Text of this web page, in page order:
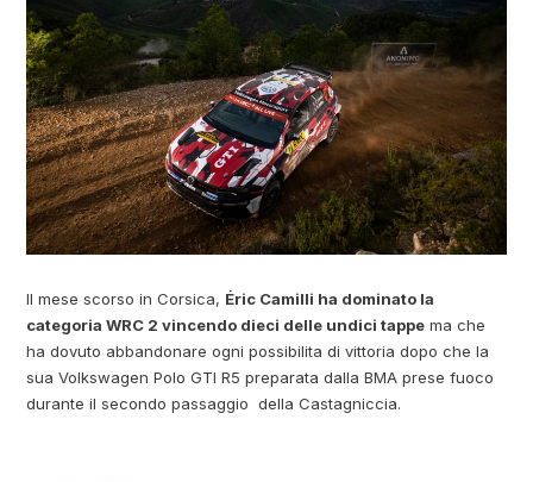
Il mese scorso in Corsica, Éric Camilli ha dominato la
categoria WRC 2 vincendo dieci delle undici tappe ma che
ha dovuto abbandonare ogni possibilita di vittoria dopo che la
sua Volkswagen Polo GTI R5 preparata dalla BMA prese fuoco
durante il secondo passaggio della Castagniccia.